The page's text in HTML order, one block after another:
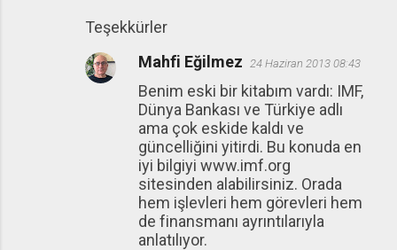
Teşekkürler
Mahfi Eğilmez 24 Haziran 2013 08:43
Benim eski bir kitabım vardı: IMF,
Dünya Bankası ve Türkiye adlı
ama çok eskide kaldı ve
güncelliğini yitirdi. Bu konuda en
iyi bilgiyi www.imf.org
sitesinden alabilirsiniz. Orada
hem işlevleri hem görevleri hem
de finansmanı ayrıntılarıyla
anlatılıyor.